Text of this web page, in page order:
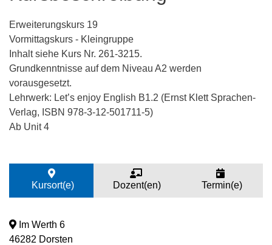
Erweiterungskurs 19
Vormittagskurs - Kleingruppe
Inhalt siehe Kurs Nr. 261-3215.
Grundkenntnisse auf dem Niveau A2 werden
vorausgesetzt.
Lehrwerk: Let’s enjoy English B1.2 (Ernst Klett Sprachen-
Verlag, ISBN 978-3-12-501711-5)
Ab Unit 4
Kursort(e) Dozent(en) Termin(e)
Im Werth 6
46282 Dorsten